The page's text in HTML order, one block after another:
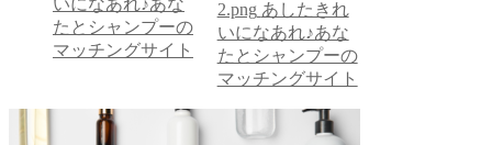
たとシャンプーの
マッチングサイト
2.png あしたきれ
いになあれ♪あな
たとシャンプーの
マッチングサイト